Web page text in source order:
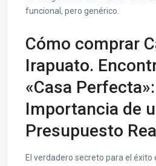
funcional, pero genérico.
Cómo comprar
Irapuato.
«Casa
Importancia de
Presupuesto
El verdadero secreto para el